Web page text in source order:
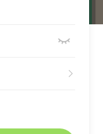

